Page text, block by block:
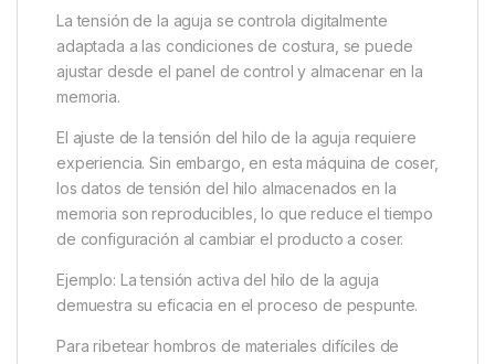
La tensión de la aguja se controla digitalmente
adaptada a las condiciones de costura, se puede
ajustar desde el panel de control y almacenar en la
memoria.
El ajuste de la tensión del hilo de la aguja requiere
experiencia. Sin embargo, en esta máquina de coser,
los datos de tensión del hilo almacenados en la
memoria son reproducibles, lo que reduce el tiempo
de configuración al cambiar el producto a coser.
Ejemplo: La tensión activa del hilo de la aguja
demuestra su eficacia en el proceso de pespunte.
Para ribetear hombros de materiales difíciles de